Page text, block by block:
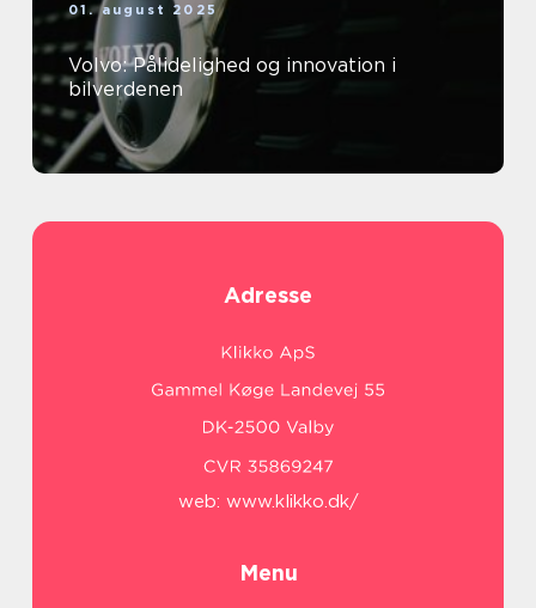
01. august 2025
Volvo: Pålidelighed og innovation i
bilverdenen
Adresse
web: www.klikko.dk/
Menu